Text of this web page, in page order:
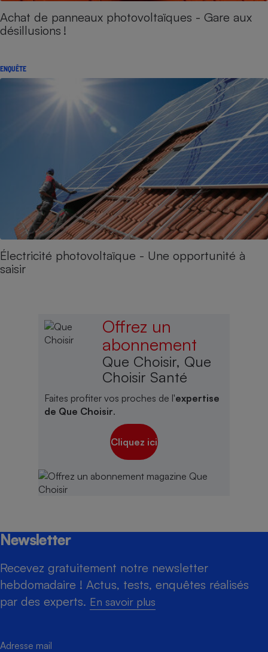
Achat de panneaux photovoltaïques - Gare aux
désillusions !
ENQUÊTE
Électricité photovoltaïque - Une opportunité à
saisir
Offrez un
abonnement
Que Choisir, Que
Choisir Santé
Faites profiter vos proches de l'expertise
de Que Choisir.
Cliquez ici
Newsletter
Recevez gratuitement notre newsletter
hebdomadaire ! Actus, tests, enquêtes réalisés
par des experts. En savoir plus
Adresse mail